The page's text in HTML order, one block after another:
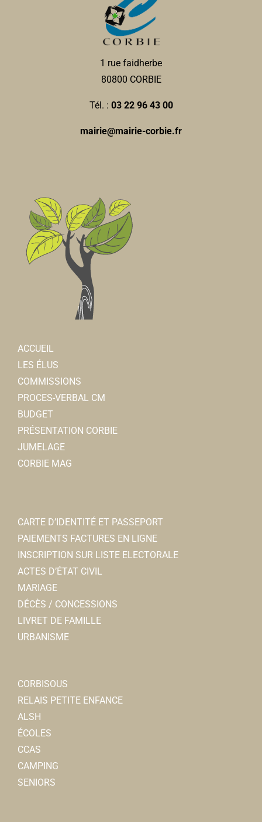
6, rue Charles de Gaulle 80800 Corbie
mh.boulogne@orange.fr
Marie BOULONGNE
Rando Corbéenne
Associations Sportives
80800 Corbie 0.07 km
06 75 31 27 3206 75 31 27 32
rando.corbeenne@gmail.com
Joëlle LEFEBVRE
Amicale des agents hospitaliers
Associations Diverses
80800 Corbie 0.07 km
03 22 96 40 11
amicale@ch-corbie.fr
Latitia ALLEN
Associations Diverses
80800 Corbie 0.07 km
03 22 40 66 64 03 22 40 66 64
Christian CRESPEL
Jardins corbéens
Associations Diverses
80800 Corbie
06 52 29 81 26
Rémy DANEZ
La Neuville Loisirs
1 rue faidherbe
80800 CORBIE
Tél. : 03 22 96 43 00
mairie@mairie-corbie.fr
ACCUEIL
LES ÉLUS
COMMISSIONS
PROCES-VERBAL CM
BUDGET
PRÉSENTATION CORBIE
JUMELAGE
CORBIE MAG
CARTE D’IDENTITÉ ET PASSEPORT
PAIEMENTS FACTURES EN LIGNE
INSCRIPTION SUR LISTE ELECTORALE
ACTES D’ÉTAT CIVIL
MARIAGE
DÉCÈS / CONCESSIONS
LIVRET DE FAMILLE
URBANISME
CORBISOUS
RELAIS PETITE ENFANCE
ALSH
ÉCOLES
CCAS
CAMPING
SENIORS